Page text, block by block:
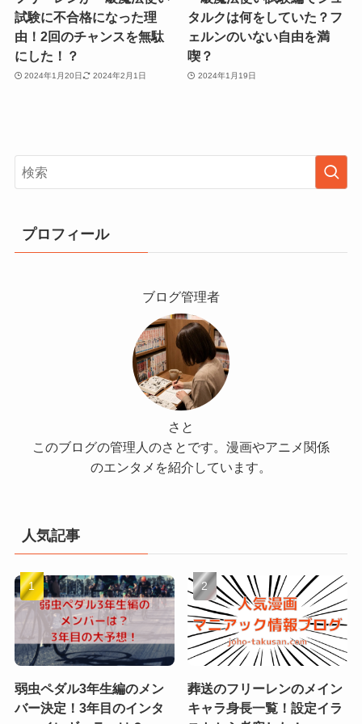
試験に不合格になった理
由！2回のチャンスを無駄
にした！？
2024年1月20日 2024年2月1日
タルクは何をしていた？フ
ェルンのいない自由を満
喫？
2024年1月19日
プロフィール
ブログ管理者
さと
このブログの管理人のさとです。漫画やアニメ関係
のエンタメを紹介しています。
人気記事
弱虫ペダル3年生編のメン
バー決定！3年目のインタ
葬送のフリーレンのメイン
キャラ身長一覧！設定イラ